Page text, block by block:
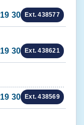
30 Ext. 438577
30 Ext. 438621
30 Ext. 438569